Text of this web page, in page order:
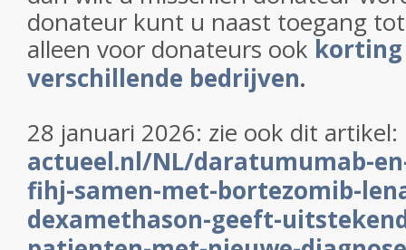
donateur kunt u naast toegang
alleen voor donateurs ook
verschillende bedrijven.
28 januari 2026: zie ook dit artikel:
actueel.nl/NL/daratumumab-
fihj-samen-met-bortezomib-
dexamethason-geeft-